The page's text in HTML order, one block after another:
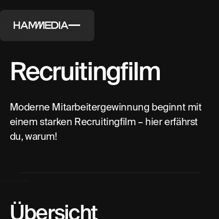
Recruitingfilm
Moderne Mitarbeitergewinnung beginnt mit
einem starken Recruitingfilm – hier erfährst
du, warum!
Übersicht